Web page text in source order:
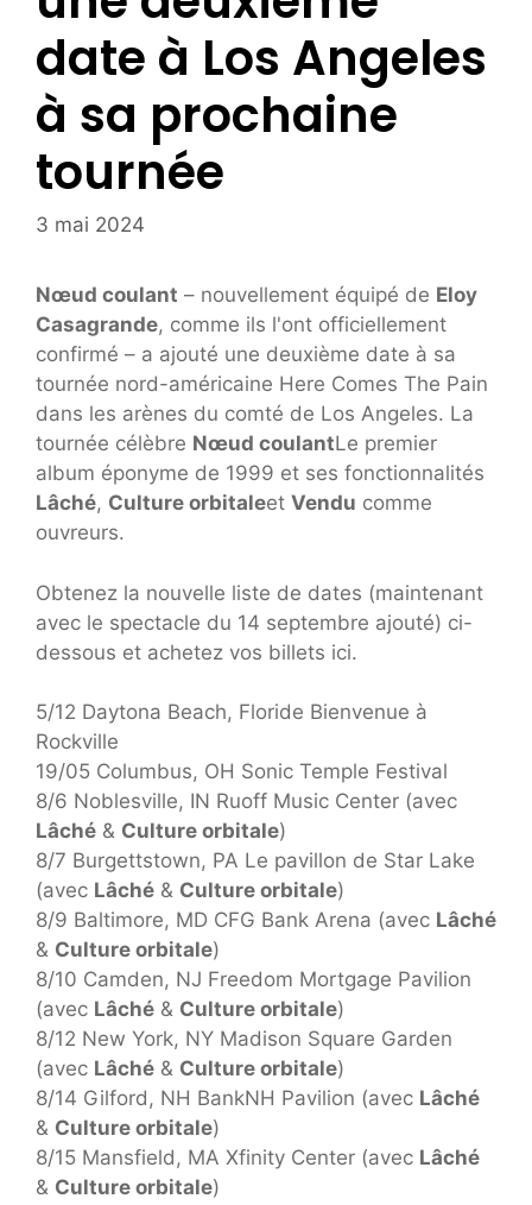
date à Los Angeles
à sa prochaine
tournée
3 mai 2024
Nœud coulant – nouvellement équipé de Eloy
Casagrande, comme ils l'ont officiellement
confirmé – a ajouté une deuxième date à sa
tournée nord-américaine Here Comes The Pain
dans les arènes du comté de Los Angeles. La
tournée célèbre Nœud coulantLe premier
album éponyme de 1999 et ses fonctionnalités
Lâché, Culture orbitaleet Vendu comme
ouvreurs.
Obtenez la nouvelle liste de dates (maintenant
avec le spectacle du 14 septembre ajouté) ci-
dessous et achetez vos billets ici.
5/12 Daytona Beach, Floride Bienvenue à
Rockville
19/05 Columbus, OH Sonic Temple Festival
8/6 Noblesville, IN Ruoff Music Center (avec
Lâché & Culture orbitale)
8/7 Burgettstown, PA Le pavillon de Star Lake
(avec Lâché & Culture orbitale)
8/9 Baltimore, MD CFG Bank Arena (avec Lâché
& Culture orbitale)
8/10 Camden, NJ Freedom Mortgage Pavilion
(avec Lâché & Culture orbitale)
8/12 New York, NY Madison Square Garden
(avec Lâché & Culture orbitale)
8/14 Gilford, NH BankNH Pavilion (avec Lâché
& Culture orbitale)
8/15 Mansfield, MA Xfinity Center (avec Lâché
& Culture orbitale)